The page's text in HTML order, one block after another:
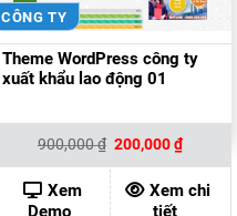
CÔNG TY
Theme WordPress công ty
xuất khẩu lao động 01
900,000₫ Giá
gốc
là:
900,000 ₫.
200,000₫Giá
hiện
tại
là:
Xem
Demo
Xem chi
tiết